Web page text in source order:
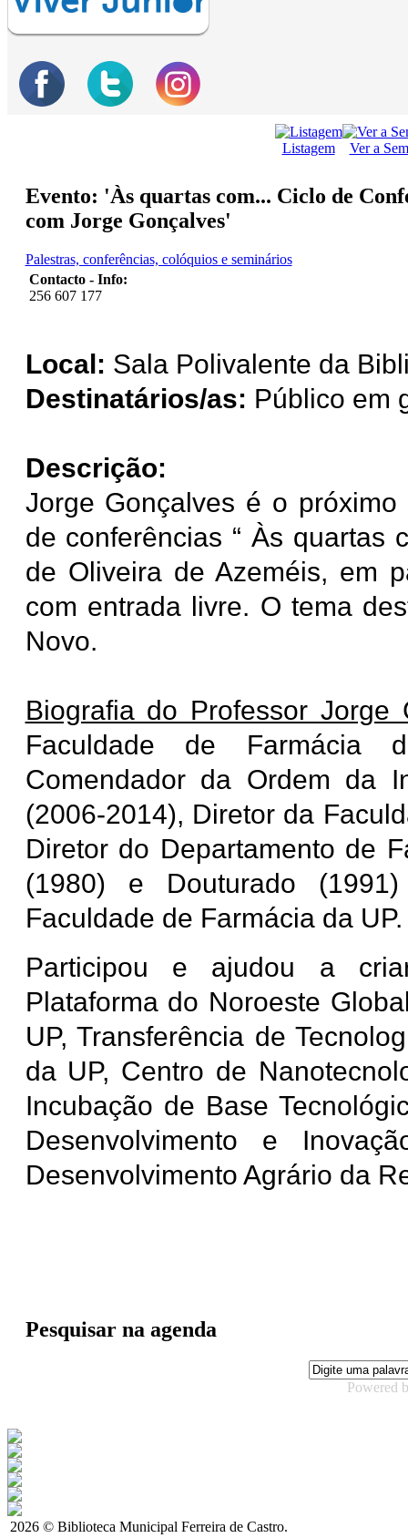
Listagem Ver a
Evento: 'Às quartas com... Ciclo de
com Jorge Gonçalves'
Palestras, conferências, colóquios e seminários
Contacto - Info:
256 607 177
Local: Sala Polivalente da
Destinatários/as: Público em
Descrição:
Jorge Gonçalves é o
de conferências “ Às quartas
de Oliveira de Azeméis, em
com entrada livre. O tema
Novo.
Biografia do Professor Jorge
Faculdade de Farmácia
Comendador da Ordem da
(2006-2014), Diretor da
Diretor do Departamento de
(1980) e Douturado
Faculdade de Farmácia da UP.
Participou e ajudou a
Plataforma do Noroeste
UP, Transferência de
da UP, Centro de
Incubação de Base
Desenvolvimento e
Desenvolvimento Agrário da
Pesquisar na agenda
Powered
2026 © Biblioteca Municipal Ferreira de Castro.